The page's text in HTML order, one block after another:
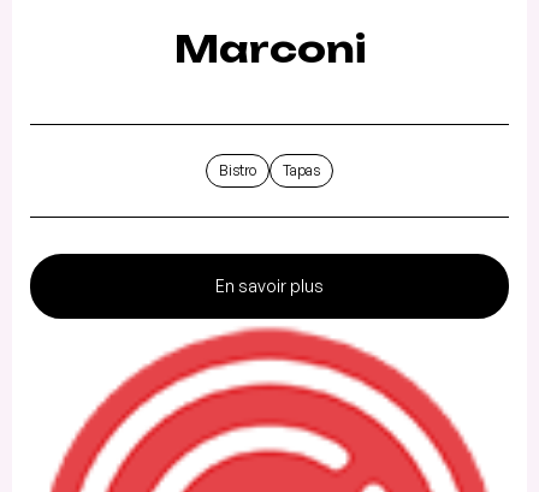
Marconi
Bistro Tapas
En savoir plus